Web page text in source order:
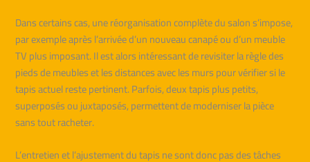
Dans certains cas, une réorganisation complète du salon s’impose,
par exemple après l’arrivée d’un nouveau canapé ou d’un meuble
TV plus imposant. Il est alors intéressant de revisiter la règle des
pieds de meubles et les distances avec les murs pour vérifier si le
tapis actuel reste pertinent. Parfois, deux tapis plus petits,
superposés ou juxtaposés, permettent de moderniser la pièce
sans tout racheter.
L’entretien et l’ajustement du tapis ne sont donc pas des tâches